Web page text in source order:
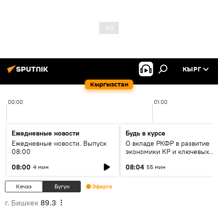
Кыргызстан
КЫРГ
00:00 01:00
Ежедневные новости
Ежедневные новости. Выпуск
08:00
08:00 4 мин
Будь в курсе
О вкладе РКФР в развитие
экономики КР и ключевых
08:04 55 мин
Кечээ Бүгүн Эфирге
г. Бишкек 89.3